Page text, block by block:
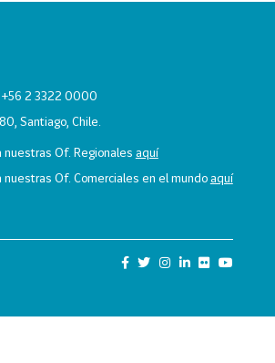
2 3322 0000
Santiago, Chile.
nuestras Of. Regionales aquí
nuestras Of. Comerciales en el mundoaquí